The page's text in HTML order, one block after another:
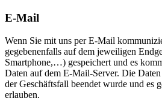
E-Mail
Wenn Sie mit uns per E-Mail
gegebenenfalls auf dem jeweiligen
Smartphone,…) gespeichert und es
Daten auf dem E-Mail-Server. Die
der Geschäftsfall beendet wurde und es
erlauben.